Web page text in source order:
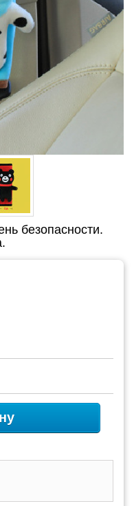
безопасности.